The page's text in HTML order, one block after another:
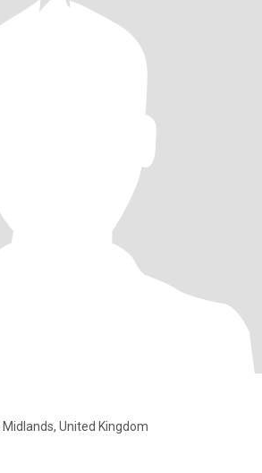
United Kingdom